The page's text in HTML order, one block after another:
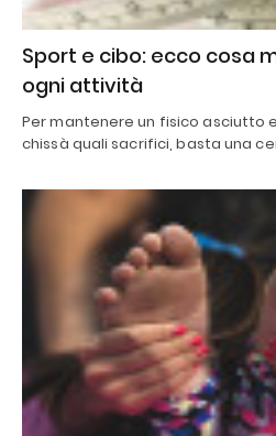
Sport e cibo: ecco cosa
ogni attività
Per mantenere un fisico asciutto
chissà quali sacrifici, basta una